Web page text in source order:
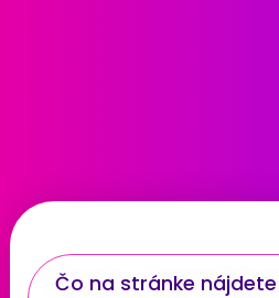
Čo na stránke nájdete